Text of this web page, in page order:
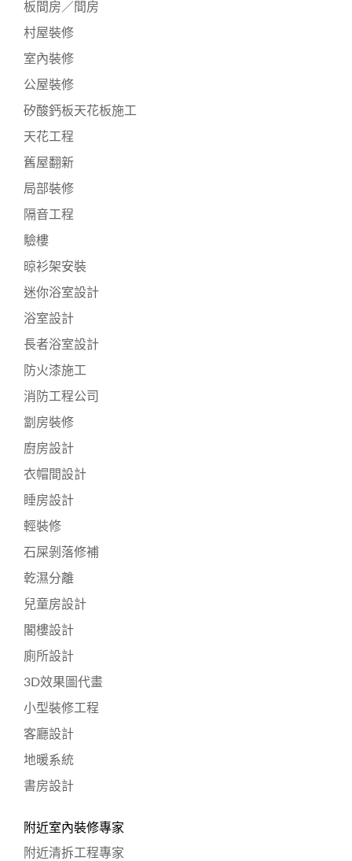
板間房／間房
村屋裝修
室內裝修
公屋裝修
矽酸鈣板天花板施工
天花工程
舊屋翻新
局部裝修
隔音工程
驗樓
晾衫架安裝
迷你浴室設計
浴室設計
長者浴室設計
防火漆施工
消防工程公司
劏房裝修
廚房設計
衣帽間設計
睡房設計
輕裝修
石屎剝落修補
乾濕分離
兒童房設計
閣樓設計
廁所設計
3D效果圖代畫
小型裝修工程
客廳設計
地暖系統
書房設計
附近室內裝修專家
附近清拆工程專家